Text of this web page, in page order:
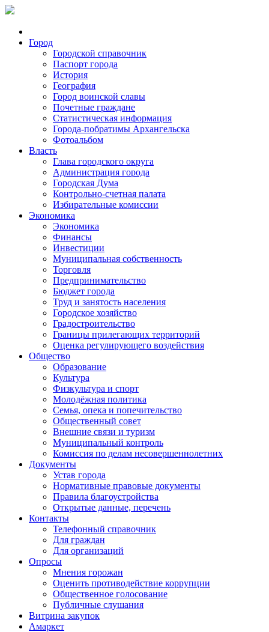
Город
Городской справочник
Паспорт города
История
География
Город воинской славы
Почетные граждане
Статистическая информация
Города-побратимы Архангельска
Фотоальбом
Власть
Глава городского округа
Администрация города
Городская Дума
Контрольно-счетная палата
Избирательные комиссии
Экономика
Экономика
Финансы
Инвестиции
Муниципальная собственность
Торговля
Предпринимательство
Бюджет города
Труд и занятость населения
Городское хозяйство
Градостроительство
Границы прилегающих территорий
Оценка регулирующего воздействия
Общество
Образование
Культура
Физкультура и спорт
Молодёжная политика
Семья, опека и попечительство
Общественный совет
Внешние связи и туризм
Муниципальный контроль
Комиссия по делам несовершеннолетних
Документы
Устав города
Нормативные правовые документы
Правила благоустройства
Открытые данные, перечень
Контакты
Телефонный справочник
Для граждан
Для организаций
Опросы
Мнения горожан
Оценить противодействие коррупции
Общественное голосование
Публичные слушания
Витрина закупок
Амаркет